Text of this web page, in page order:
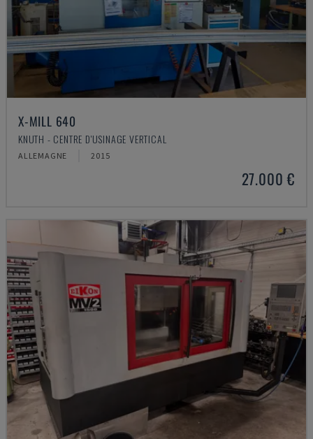
X-MILL 640
KNUTH - CENTRE D'USINAGE VERTICAL
ALLEMAGNE 2015
27.000 €